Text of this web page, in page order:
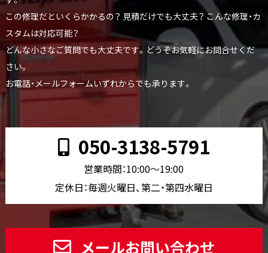
この修理だといくらかかるの？ 見積だけでも大丈夫？ こんな修理・カ
スタムは対応可能？
どんな小さなご質問でも大丈夫です。どうぞお気軽にお問合せくだ
さい。
お電話・メールフォームいずれからでも承ります。
050-3138-5791
営業時間：10:00〜19:00
定休日：毎週火曜日、第二・第四水曜日
メールお問い合わせ